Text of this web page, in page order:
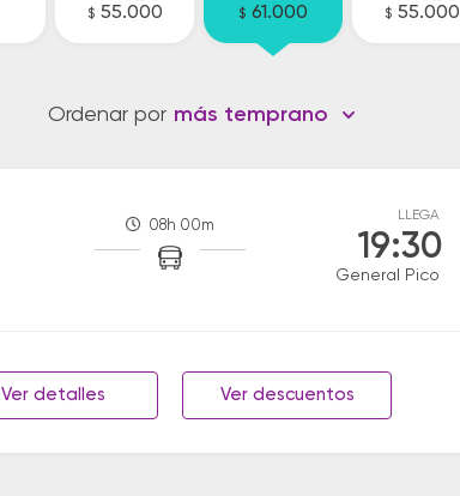
$ 55.000 $ 61.000 $ 55.000
Ordenar por más temprano
08h 00m
LLEGA
19:30
General Pico
Ver detalles Ver descuentos